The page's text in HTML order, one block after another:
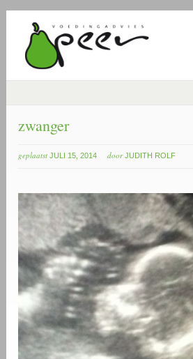
zwanger
geplaatst JULI 15, 2014 door JUDITH ROLF